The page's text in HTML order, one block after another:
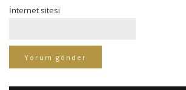
İnternet sitesi